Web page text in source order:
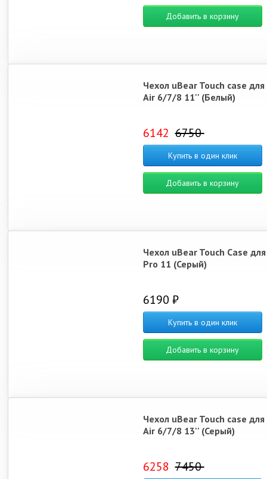
Добавить в корзину
Чехол uBear Touch case
Air 6/7/8 11'' (Белый)
6142 6750
Купить в один клик
Добавить в корзину
Чехол uBear Touch Case
Pro 11 (Серый)
6190 ₽
Купить в один клик
Добавить в корзину
Чехол uBear Touch case
Air 6/7/8 13'' (Серый)
6258 7450